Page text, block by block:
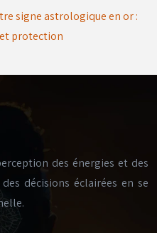
signe astrologique en or :
protection
des énergies et des
décisions éclairées en se